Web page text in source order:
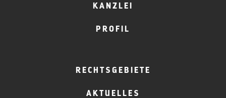
KANZLEI
PROFIL
RECHTSGEBIETE
AKTUELLES